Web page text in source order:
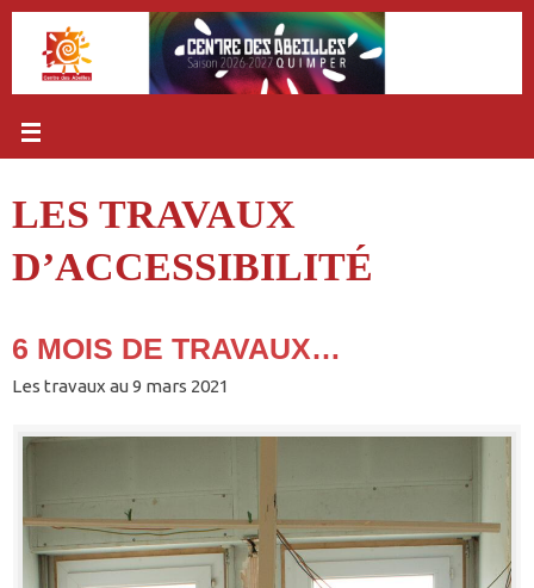
Passer
contenu
LES TRAVAUX
D’ACCESSIBILITÉ
6 MOIS DE TRAVAUX…
Les travaux au 9 mars 2021